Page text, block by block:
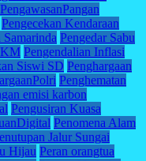
PengawasanPangan
Pengecekan Kendaraan
Pengedar Sabu
Pengendalian Inflasi
Siswi SD Penghargaan
Penghematan
emisi karbon
Pengusiran Kuasa
Penomena Alam
Jalur Sungai
Hijau Peran orangtua